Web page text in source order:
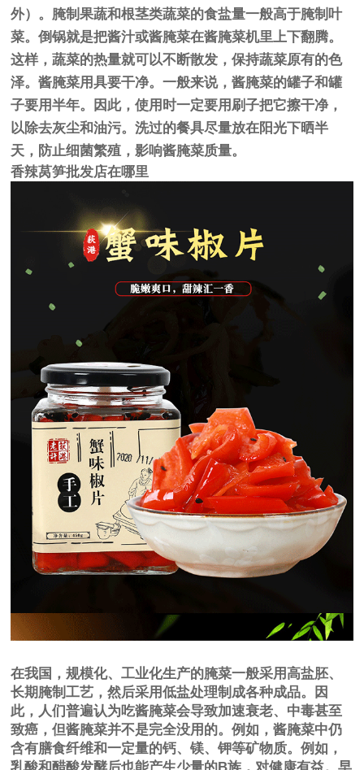
外）。腌制果蔬和根茎类蔬菜的食盐量一般高于腌制叶
菜。倒锅就是把酱汁或酱腌菜在酱腌菜机里上下翻腾。
这样，蔬菜的热量就可以不断散发，保持蔬菜原有的色
泽。酱腌菜用具要干净。一般来说，酱腌菜的罐子和罐
子要用半年。因此，使用时一定要用刷子把它擦干净，
以除去灰尘和油污。洗过的餐具尽量放在阳光下晒半
天，防止细菌繁殖，影响酱腌菜质量。
香辣莴笋批发店在哪里
在我国，规模化、工业化生产的腌菜一般采用高盐胚、
长期腌制工艺，然后采用低盐处理制成各种成品。因
此，人们普遍认为吃酱腌菜会导致加速衰老、中毒甚至
致癌，但酱腌菜并不是完全没用的。例如，酱腌菜中仍
含有膳食纤维和一定量的钙、镁、钾等矿物质。例如，